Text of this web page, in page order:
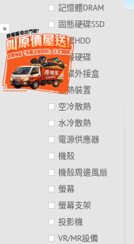
×
記憶體DRAM
固態硬碟SSD
硬碟HDD
外接硬碟
硬碟外接盒
散熱裝置
空冷散熱
水冷散熱
電源供應器
機殼
機殼周邊風扇
螢幕
螢幕支架
投影機
VR/MR設備